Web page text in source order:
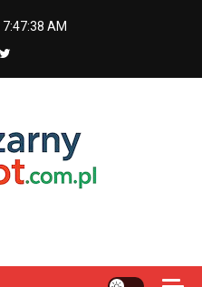
7:47:38 AM